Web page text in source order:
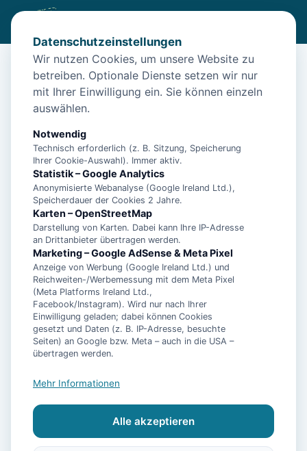
/Unterkünfte /Aschendorf/
Barrierefreie **** Ferienwohnung im Grünen
Barrierefreie **** Ferienwohnung
im Grünen
26871 Aschendorf
Ausstattung
WLAN
Datenschutzeinstellungen
Wir nutzen Cookies, um unsere Website zu
betreiben. Optionale Dienste setzen wir nur
mit Ihrer Einwilligung ein. Sie können einzeln
auswählen.
Notwendig
Technisch erforderlich (z. B. Sitzung, Speicherung
Ihrer Cookie-Auswahl). Immer aktiv.
Statistik – Google Analytics
Anonymisierte Webanalyse (Google Ireland Ltd.),
Speicherdauer der Cookies 2 Jahre.
Karten – OpenStreetMap
Darstellung von Karten. Dabei kann Ihre IP-Adresse
an Drittanbieter übertragen werden.
Marketing – Google AdSense & Meta Pixel
Anzeige von Werbung (Google Ireland Ltd.) und
Reichweiten-/Werbemessung mit dem Meta Pixel
(Meta Platforms Ireland Ltd.,
Facebook/Instagram). Wird nur nach Ihrer
Einwilligung geladen; dabei können Cookies
gesetzt und Daten (z. B. IP-Adresse, besuchte
Seiten) an Google bzw. Meta – auch in die USA –
übertragen werden.
Mehr Informationen
Alle akzeptieren